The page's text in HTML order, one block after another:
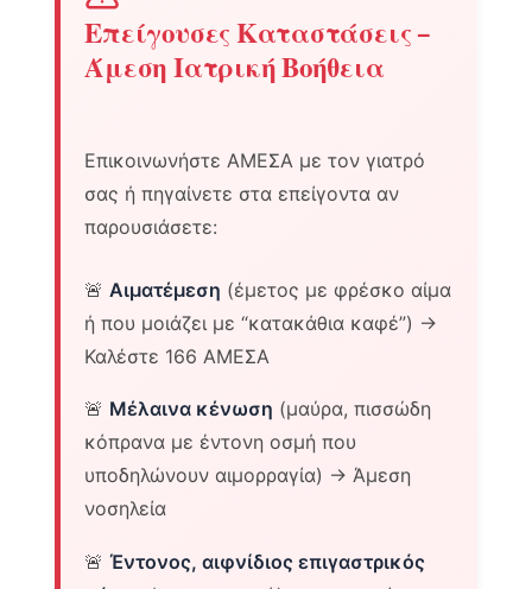
Επείγουσες Καταστάσεις –
Άμεση Ιατρική Βοήθεια
Επικοινωνήστε ΑΜΕΣΑ με τον γιατρό
σας ή πηγαίνετε στα επείγοντα αν
παρουσιάσετε:
🚨 Αιματέμεση (έμετος με φρέσκο αίμα
ή που μοιάζει με “κατακάθια καφέ”) →
Καλέστε 166 ΑΜΕΣΑ
🚨 Μέλαινα κένωση (μαύρα, πισσώδη
κόπρανα με έντονη οσμή που
υποδηλώνουν αιμορραγία) → Άμεση
νοσηλεία
🚨Έντονος, αιφνίδιος επιγαστρικός